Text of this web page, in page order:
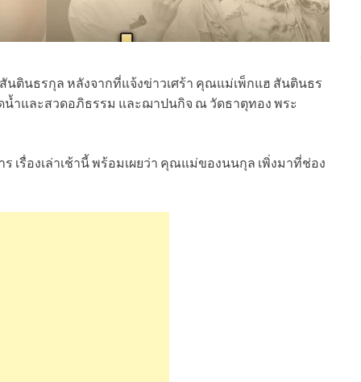
นตินธรกุล หลังจากที่แจ้งข่าวเศร้า คุณแม่เพ็กแฮ สันตินธร
น้ำและสวดอภิธรรม และฌาปนกิจ ณ วัดธาตุทอง พระ
เรื่องเล่าเช้านี้ พร้อมเผยว่า คุณแม่ของนนกุล เพิ่งมาที่ช่อง